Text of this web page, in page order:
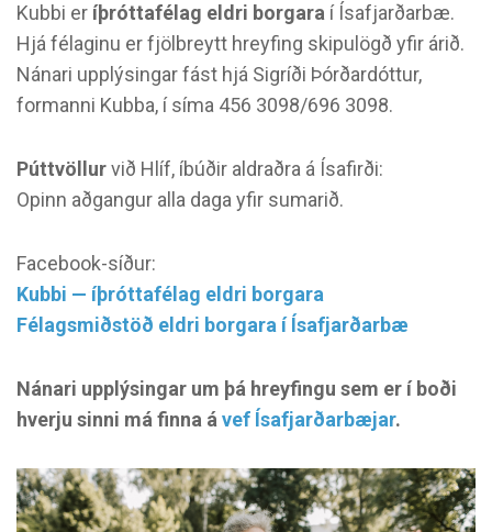
Kubbi er íþróttafélag eldri borgara í Ísafjarðarbæ.
Hjá félaginu er fjölbreytt hreyfing skipulögð yfir árið.
Nánari upplýsingar fást hjá Sigríði Þórðardóttur,
formanni Kubba, í síma 456 3098/696 3098.
Púttvöllurvið Hlíf, íbúðir aldraðra á Ísafirði:
Opinn aðgangur alla daga yfir sumarið.
Facebook-síður:
Kubbi — íþróttafélag eldri borgara
Félagsmiðstöð eldri borgara í Ísafjarðarbæ
Nánari upplýsingar um þá hreyfingu sem er í boði
hverju sinni má finna á vef Ísafjarðarbæjar.